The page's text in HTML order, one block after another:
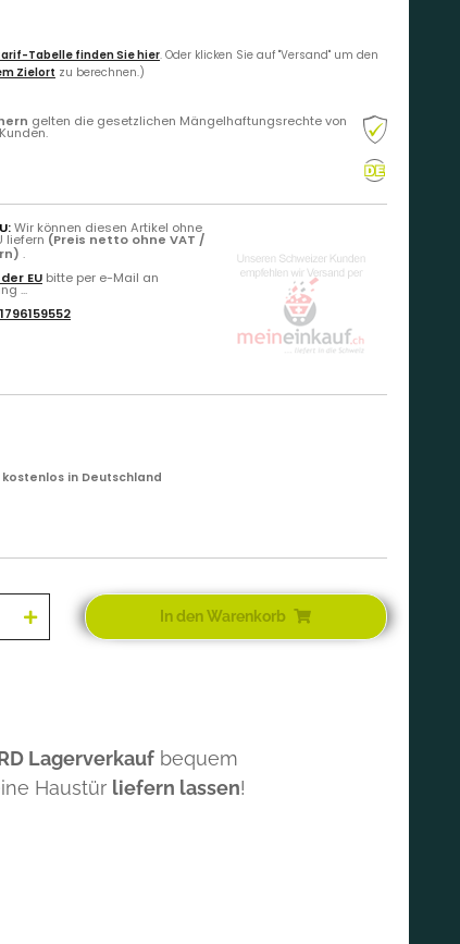
Tabelle finden Sie hier. Oder klicken Sie auf "Versand" um den
Zielort zu berechnen.)
gelten die gesetzlichen Mängelhaftungsrechte von
Wir können diesen Artikel ohne
liefern (Preis netto ohne VAT /
.
EU bitte per e-Mail an
...
in Deutschland
In den Warenkorb
Lagerverkauf bequem
Haustür liefern lassen!